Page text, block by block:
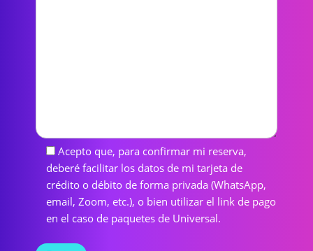
Acepto que, para confirmar mi reserva,
deberé facilitar los datos de mi tarjeta de
crédito o débito de forma privada (WhatsApp,
email, Zoom, etc.), o bien utilizar el link de pago
en el caso de paquetes de Universal.